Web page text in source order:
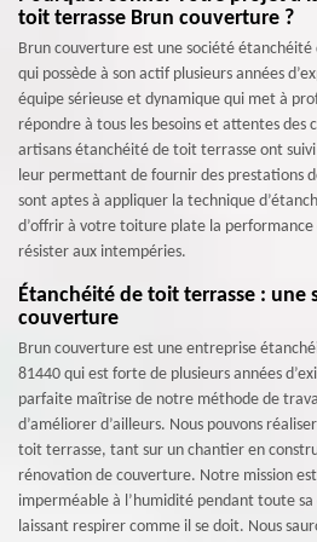
toit terrasse Brun couverture ?
Brun couverture est une société
qui possède à son actif plusieurs années
équipe sérieuse et dynamique qui met à
répondre à tous les besoins et attentes des
artisans étanchéité de toit terrasse ont
leur permettant de fournir des prestations
sont aptes à appliquer la technique
d’offrir à votre toiture plate la performance
résister aux intempéries.
Étanchéité de toit terrasse : une
couverture
Brun couverture est une entreprise
81440 qui est forte de plusieurs années
parfaite maîtrise de notre méthode de
d’améliorer d’ailleurs. Nous pouvons
toit terrasse, tant sur un chantier en
rénovation de couverture. Notre mission
imperméable à l’humidité pendant toute
laissant respirer comme il se doit. Nous